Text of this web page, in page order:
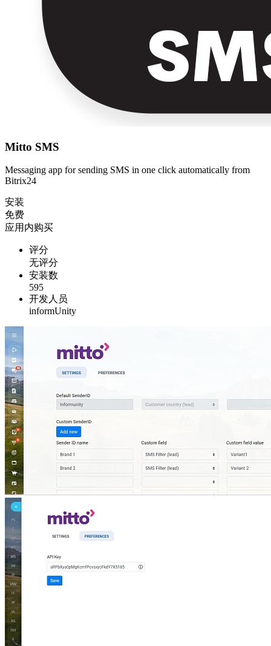
Mitto SMS
Messaging app for sending SMS in one click automatically from
Bitrix24
安装
免费
应用内购买
评分
无评分
安装数
595
开发人员
informUnity